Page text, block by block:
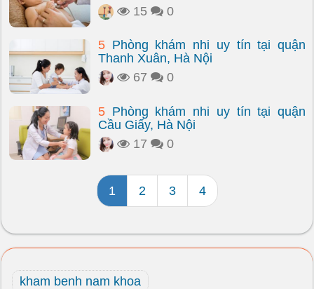
15
0
5 Phòng khám nhi uy tín tại quận
Thanh Xuân, Hà Nội
67
0
5 Phòng khám nhi uy tín tại quận
Cầu Giấy, Hà Nội
17
0
1 2 3 4
kham benh nam khoa